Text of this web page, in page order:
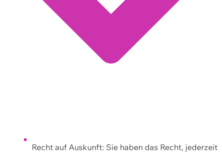
Recht auf Auskunft: Sie haben das Recht, jederzeit